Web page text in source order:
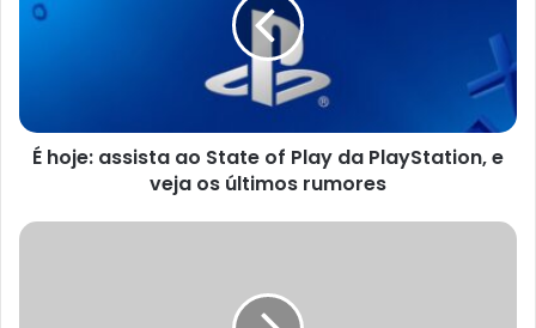
PlayStation,
últimos
É hoje: assista ao State of Play da PlayStation, e
veja os últimos rumores
Xbox